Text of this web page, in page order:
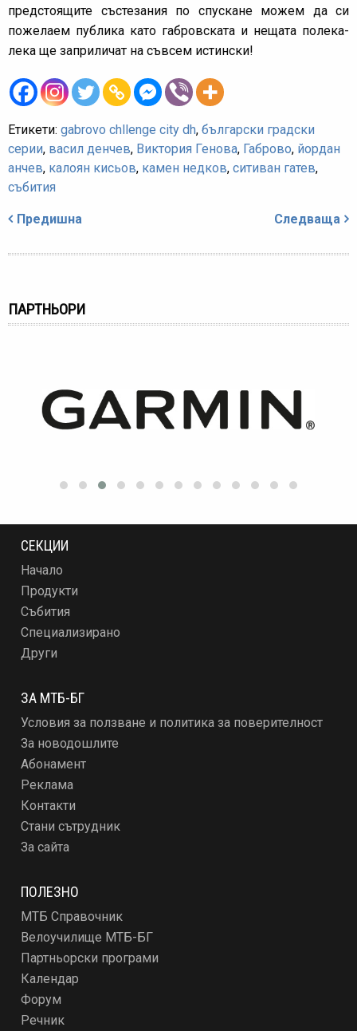
предстоящите състезания по спускане можем да си
пожелаем публика като габровската и нещата полека-
лека ще заприличат на съвсем истински!
Етикети: gabrovo chllenge city dh, български градски
серии, васил денчев, Виктория Генова, Габрово, йордан
анчев, калоян кисьов, камен недков, ситиван гатев,
събития
Предишна Следваща
ПАРТНЬОРИ
СЕКЦИИ
Начало
Продукти
Събития
Специализирано
Други
ЗА МТБ-БГ
Условия за ползване и политика за поверителност
За новодошлите
Абонамент
Реклама
Контакти
Стани сътрудник
За сайта
ПОЛЕЗНО
МТБ Справочник
Велоучилище МТБ-БГ
Партньорски програми
Календар
Форум
Речник